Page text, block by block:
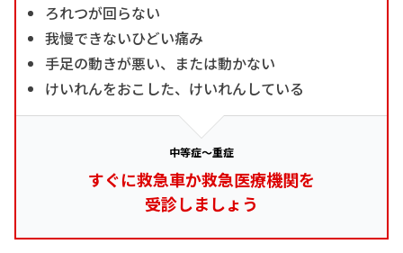
ろれつが回らない
我慢できないひどい痛み
手足の動きが悪い、または動かない
けいれんをおこした、けいれんしている
中等症～重症
すぐに救急車か救急医療機関を
受診しましょう